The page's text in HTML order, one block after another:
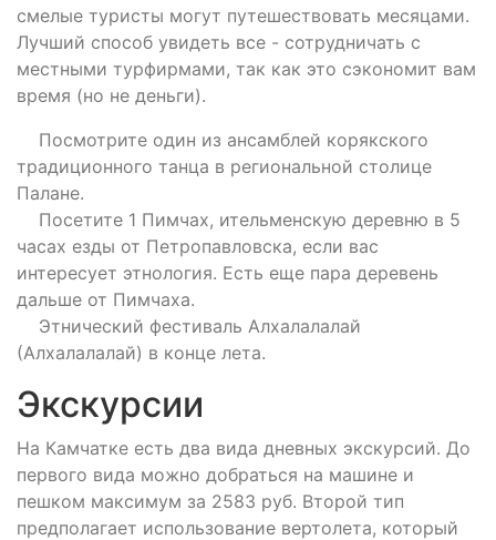
смелые туристы могут путешествовать месяцами.
Лучший способ увидеть все - сотрудничать с
местными турфирмами, так как это сэкономит вам
время (но не деньги).
Посмотрите один из ансамблей корякского
традиционного танца в региональной столице
Палане.
Посетите 1 Пимчах, ительменскую деревню в 5
часах езды от Петропавловска, если вас
интересует этнология. Есть еще пара деревень
дальше от Пимчаха.
Этнический фестиваль Алхалалалай
(Алхалалалай) в конце лета.
Экскурсии
На Камчатке есть два вида дневных экскурсий. До
первого вида можно добраться на машине и
пешком максимум за 2583 руб. Второй тип
предполагает использование вертолета, который